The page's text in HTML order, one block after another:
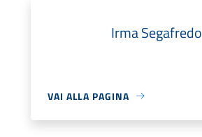
Irma Segafredo
VAI ALLA PAGINA